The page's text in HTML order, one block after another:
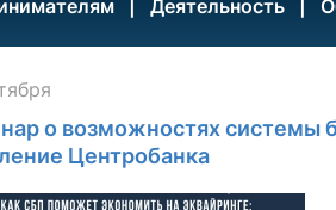
Деятельность
о возможностях системы
Центробанка